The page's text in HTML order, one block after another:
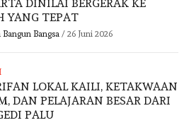
DINILAI BERGERAK KE
YANG TEPAT
Bangun Bangsa/ 26 Juni 2026
LOKAL KAILI, KETAKWAAN
DAN PELAJARAN BESAR DARI
PALU